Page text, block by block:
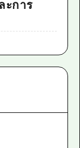
ะการ